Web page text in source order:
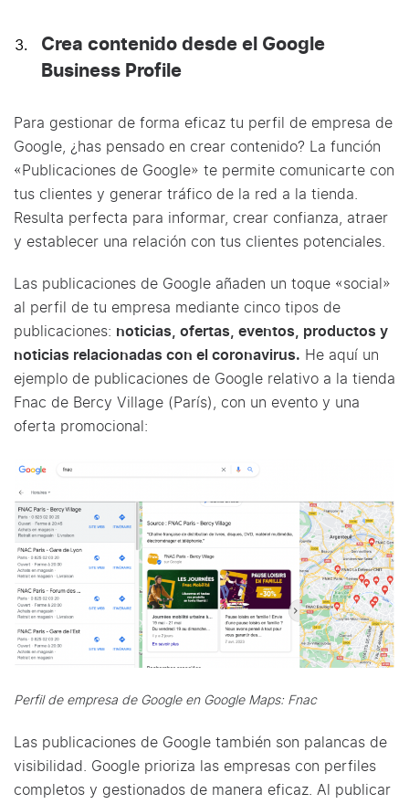
Crea contenido desde el Google
Business Profile
Para gestionar de forma eficaz tu perfil de empresa de
Google, ¿has pensado en crear contenido? La función
«Publicaciones de Google» te permite comunicarte con
tus clientes y generar tráfico de la red a la tienda.
Resulta perfecta para informar, crear confianza, atraer
y establecer una relación con tus clientes potenciales.
Las publicaciones de Google añaden un toque «social»
al perfil de tu empresa mediante cinco tipos de
publicaciones: noticias, ofertas, eventos, productos y
noticias relacionadas con el coronavirus. He aquí un
ejemplo de publicaciones de Google relativo a la tienda
Fnac de Bercy Village (París), con un evento y una
oferta promocional:
Perfil de empresa de Google en Google Maps: Fnac
Las publicaciones de Google también son palancas de
visibilidad. Google prioriza las empresas con perfiles
completos y gestionados de manera eficaz. Al publicar